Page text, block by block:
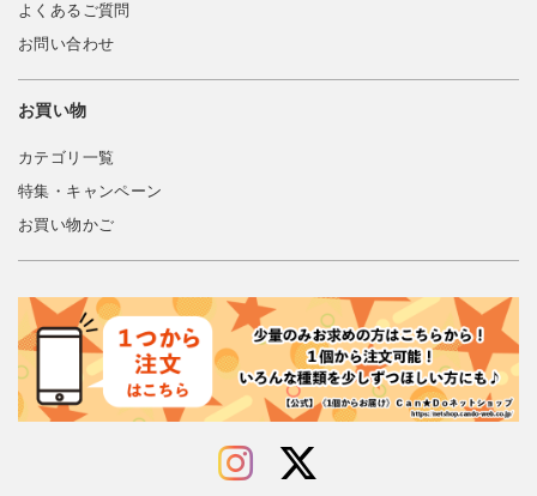
よくあるご質問
お問い合わせ
お買い物
カテゴリ一覧
特集・キャンペーン
お買い物かご